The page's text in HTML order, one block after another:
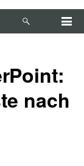
nach